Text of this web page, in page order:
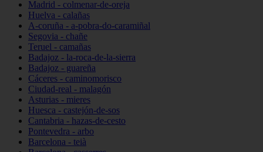
Madrid - colmenar-de-oreja
Huelva - calañas
A-coruña - a-pobra-do-caramiñal
Segovia - chañe
Teruel - camañas
Badajoz - la-roca-de-la-sierra
Badajoz - guareña
Cáceres - caminomorisco
Ciudad-real - malagón
Asturias - mieres
Huesca - castejón-de-sos
Cantabria - hazas-de-cesto
Pontevedra - arbo
Barcelona - teià